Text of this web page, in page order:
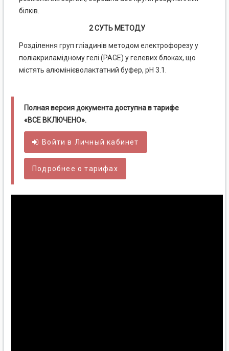
білків.
2 СУТЬ МЕТОДУ
Розділення груп гліадинів методом електрофорезу у
поліакриламідному гелі (PAGE) у гелевих блоках, що
містять алюмінієволактатний буфер, pH 3.1.
Полная версия документа доступна в тарифе
«ВСЕ ВКЛЮЧЕНО».
Войти в Личный кабинет
Подробнее о тарифах